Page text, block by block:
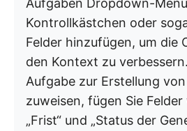
Aufgaben Dropdown-
Kontrollkästchen oder
Felder hinzufügen, um die
den Kontext zu
Aufgabe zur Erstellung
zuweisen, fügen Sie Felder
„Frist“ und „Status der